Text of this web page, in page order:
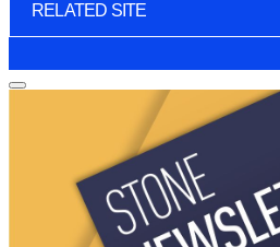
RELATED SITE